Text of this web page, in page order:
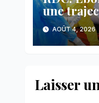
une
nord-est
AOÛT 4, 2026
Laisser